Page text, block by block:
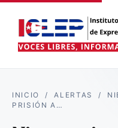
INICIO /ALERTAS /
PRISIÓN A…